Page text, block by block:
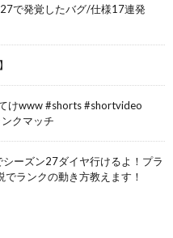
で発覚したバグ/仕様17連発
けwww #shorts #shortvideo
クマッチ
ーズン27ダイヤ行けるよ！プラ
ランクの動き方教えます！